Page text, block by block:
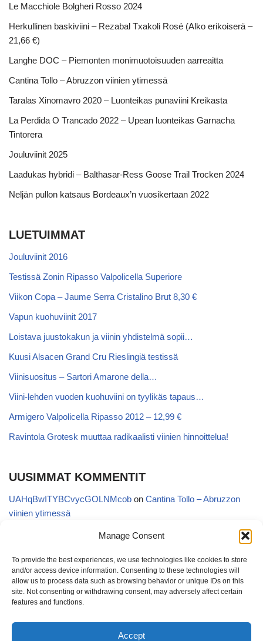
Manage Consent
To provide the best experiences, we use technologies like cookies to store
and/or access device information. Consenting to these technologies will
allow us to process data such as browsing behavior or unique IDs on this
site. Not consenting or withdrawing consent, may adversely affect certain
features and functions.
Accept
Le Macchiole Bolgheri Rosso 2024
Herkullinen baskiviini – Rezabal Txakoli Rosé (Alko erikoiserä –
21,66 €)
Langhe DOC – Piemonten monimuotoisuuden aarreaitta
Cantina Tollo – Abruzzon viinien ytimessä
Taralas Xinomavro 2020 – Luonteikas punaviini Kreikasta
La Perdida O Trancado 2022 – Upean luonteikas Garnacha
Tintorera
Jouluviinit 2025
Laadukas hybridi – Balthasar-Ress Goose Trail Trocken 2024
Neljän pullon katsaus Bordeaux’n vuosikertaan 2022
LUETUIMMAT
Jouluviinit 2016
Testissä Zonin Ripasso Valpolicella Superiore
Viikon Copa – Jaume Serra Cristalino Brut 8,30 €
Vapun kuohuviinit 2017
Loistava juustokakun ja viinin yhdistelmä sopii…
Kuusi Alsacen Grand Cru Rieslingiä testissä
Viinisuositus – Sartori Amarone della…
Viini-lehden vuoden kuohuviini on tyylikäs tapaus…
Armigero Valpolicella Ripasso 2012 – 12,99 €
Ravintola Grotesk muuttaa radikaalisti viinien hinnoittelua!
UUSIMMAT KOMMENTIT
UAHqBwITYBCvycGOLNMcob on Cantina Tollo – Abruzzon
viinien ytimessä
EgVGGttRTxKfbqUaWNglbonCantina Tollo – Abruzzon viinien
AnonymousonKyläviini Riojasta – Ortega Ezquerro Vino de
Tudelilla Crianza 2018 (Alko 14,88 €)
CopatintoonKyläviini Riojasta – Ortega Ezquerro Vino de
Kyläviini Riojasta – Ortega Ezquerro